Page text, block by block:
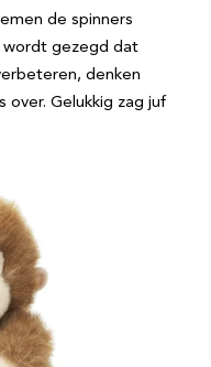
de spinners
wordt gezegd dat
denken
over. Gelukkig zag juf